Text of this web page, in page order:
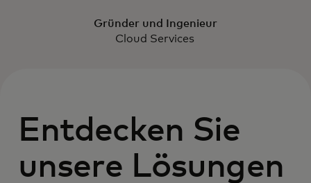
Gründer und Ingenieur
Cloud Services
Entdecken Sie
unsere Lösungen